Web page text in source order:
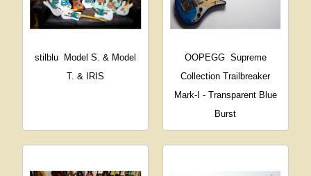
stilblu
Model S. & Model
T. & IRIS
OOPEGG Supreme
Collection Trailbreaker
Mark-I - Transparent Blue
Burst